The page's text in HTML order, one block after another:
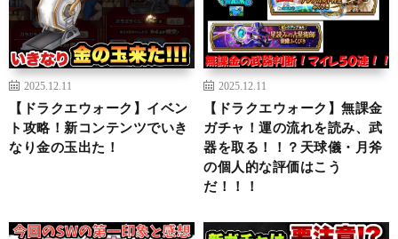
2025.12.11
【ドラクエウォーク】イベン
ト攻略！新コンテンツでいき
なり金の玉出た！
2025.12.11
【ドラクエウォーク】無課金
ガチャ！運の流れを読み、武
器を取る！！？天球儀・月斧
の個人的な評価はこう
だ！！！